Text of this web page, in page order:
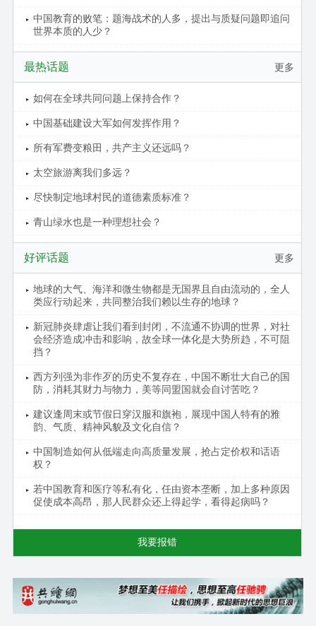
中国教育的败笔：题海战术的人多，提出与质疑问题即追问
世界本质的人少？
更多
最热话题
如何在全球共同问题上保持合作？
中国基础建设大军如何发挥作用？
所有军费变粮田，共产主义还远吗？
太空旅游离我们多远？
尽快制定地球村民的道德素质标准？
青山绿水也是一种理想社会？
更多
好评话题
地球的大气、海洋和微生物都是无国界且自由流动的，全人
类应行动起来，共同整治我们赖以生存的地球？
新冠肺炎肆虐让我们看到封闭，不流通不协调的世界，对社
会经济造成冲击和影响，故全球一体化是大势所趋，不可阻
挡？
西方列强为非作歹的历史不复存在，中国不断壮大自己的国
防，消耗其财力与物力，美等同盟国就会自讨苦吃？
建议逢周末或节假日穿汉服和旗袍，展现中国人特有的雅
韵、气质、精神风貌及文化自信？
中国制造如何从低端走向高质量发展，抢占定价权和话语
权？
若中国教育和医疗等私有化，任由资本垄断，加上多种原因
促使成本高昂，那人民群众还上得起学，看得起病吗？
我要报错